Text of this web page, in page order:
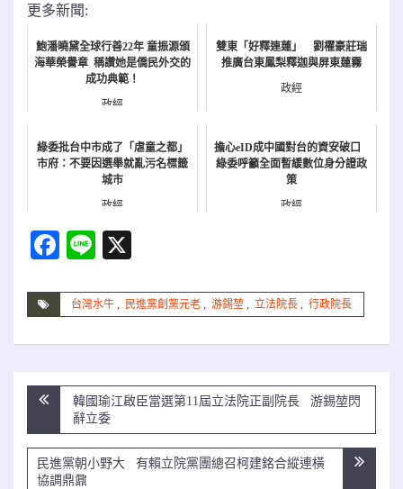
更多新聞:
鮑潘曉黛全球行善22年 童振源頒
海華榮譽章 稱讚她是僑民外交的
成功典範！
政經
雙東「好釋連蓮」 劉櫂豪莊瑞
推廣台東鳳梨釋迦與屏東蓮霧
政經
綠委批台中市成了「虐童之都」
市府：不要因選舉就亂污名標籤
城市
政經
擔心eID成中國對台的資安破口
綠委呼籲全面暫緩數位身分證政
策
政經
Facebook
Line
台灣水牛 , 民進黨創黨元老 , 游錫堃 , 立法院長 , 行政院長
文
導
覽
韓國瑜江啟臣當選第11屆立法院正副院長 游錫堃閃
辭立委
民進黨朝小野大 有賴立院黨團總召柯建銘合縱連橫
協調鼎鼐